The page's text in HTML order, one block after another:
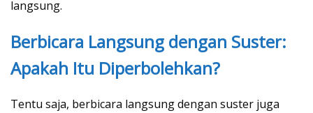
langsung.
Berbicara Langsung dengan Suster:
Apakah Itu Diperbolehkan?
Tentu saja, berbicara langsung dengan suster juga